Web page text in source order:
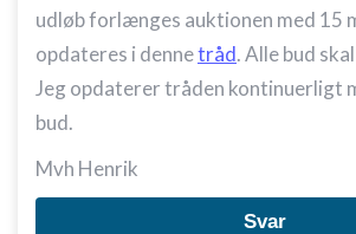
udløb forlænges auktionen med 15
opdateres i dennetråd. Alle bud
Jeg opdaterer tråden kontinuerligt
bud.
Mvh Henrik
Svar